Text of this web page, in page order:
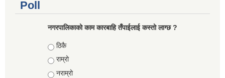
Poll
नगरपालिकाको काम कारबाहि तँपाईलाई कस्तो लाग्छ ?
Choices
ठिकै
राम्रो
नराम्रो